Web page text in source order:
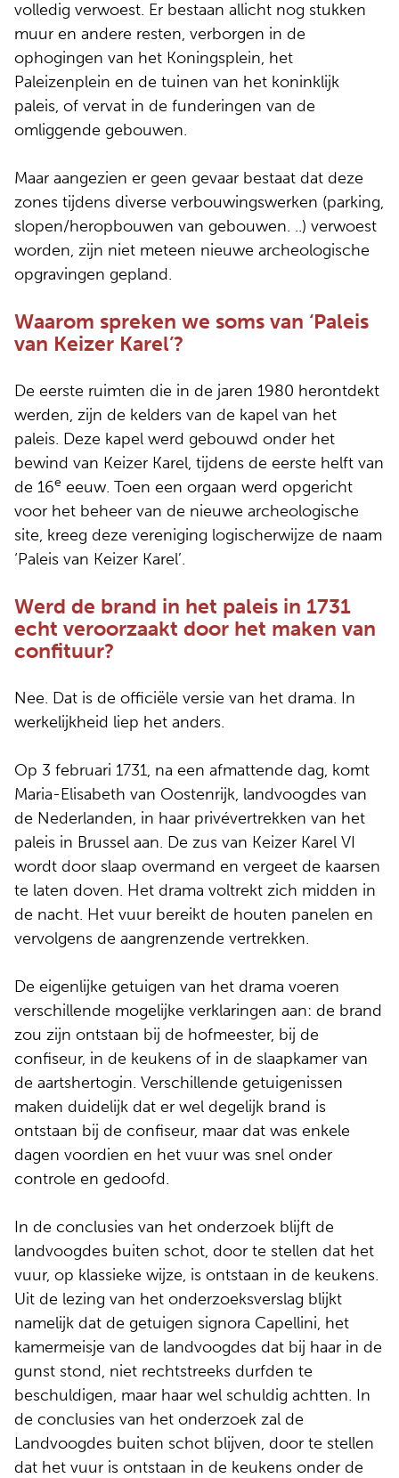
volledig verwoest. Er bestaan allicht nog stukken
muur en andere resten, verborgen in de
ophogingen van het Koningsplein, het
Paleizenplein en de tuinen van het koninklijk
paleis, of vervat in de funderingen van de
omliggende gebouwen.
Maar aangezien er geen gevaar bestaat dat deze
zones tijdens diverse verbouwingswerken (parking,
slopen/heropbouwen van gebouwen. ..) verwoest
worden, zijn niet meteen nieuwe archeologische
opgravingen gepland.
Waarom spreken we soms van ‘Paleis
van Keizer Karel’?
De eerste ruimten die in de jaren 1980 herontdekt
werden, zijn de kelders van de kapel van het
paleis. Deze kapel werd gebouwd onder het
bewind van Keizer Karel, tijdens de eerste helft van
de 16e eeuw. Toen een orgaan werd opgericht
voor het beheer van de nieuwe archeologische
site, kreeg deze vereniging logischerwijze de naam
‘Paleis van Keizer Karel’.
Werd de brand in het paleis in 1731
echt veroorzaakt door het maken van
confituur?
Nee. Dat is de officiële versie van het drama. In
werkelijkheid liep het anders.
Op 3 februari 1731, na een afmattende dag, komt
Maria-Elisabeth van Oostenrijk, landvoogdes van
de Nederlanden, in haar privévertrekken van het
paleis in Brussel aan. De zus van Keizer Karel VI
wordt door slaap overmand en vergeet de kaarsen
te laten doven. Het drama voltrekt zich midden in
de nacht. Het vuur bereikt de houten panelen en
vervolgens de aangrenzende vertrekken.
De eigenlijke getuigen van het drama voeren
verschillende mogelijke verklaringen aan: de brand
zou zijn ontstaan bij de hofmeester, bij de
confiseur, in de keukens of in de slaapkamer van
de aartshertogin. Verschillende getuigenissen
maken duidelijk dat er wel degelijk brand is
ontstaan bij de confiseur, maar dat was enkele
dagen voordien en het vuur was snel onder
controle en gedoofd.
In de conclusies van het onderzoek blijft de
landvoogdes buiten schot, door te stellen dat het
vuur, op klassieke wijze, is ontstaan in de keukens.
Uit de lezing van het onderzoeksverslag blijkt
namelijk dat de getuigen signora Capellini, het
kamermeisje van de landvoogdes dat bij haar in de
gunst stond, niet rechtstreeks durfden te
beschuldigen, maar haar wel schuldig achtten. In
de conclusies van het onderzoek zal de
Landvoogdes buiten schot blijven, door te stellen
dat het vuur is ontstaan in de keukens onder de